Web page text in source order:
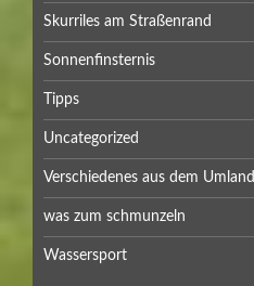
Skurriles am Straßenrand
Sonnenfinsternis
Tipps
Uncategorized
Verschiedenes aus dem Umland
was zum schmunzeln
Wassersport